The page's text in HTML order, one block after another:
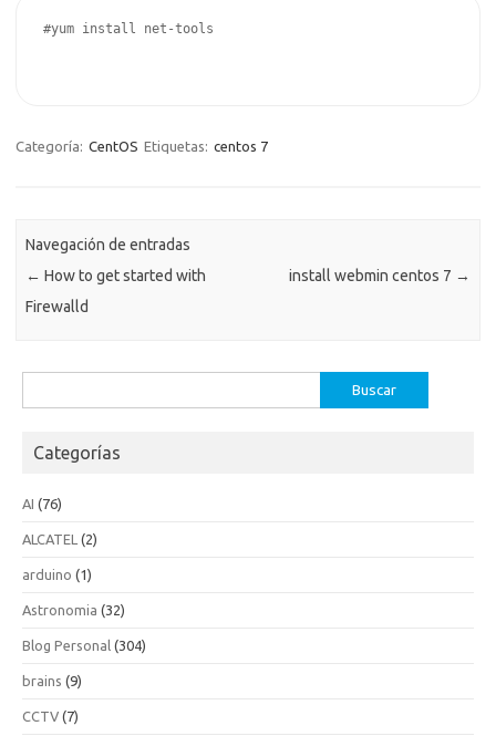
#yum install net-tools
Categoría: CentOS Etiquetas: centos 7
Navegación de entradas
← How to get started with
Firewalld
install webmin centos 7 →
Categorías
AI (76)
ALCATEL (2)
arduino (1)
Astronomia (32)
Blog Personal (304)
brains (9)
CCTV (7)